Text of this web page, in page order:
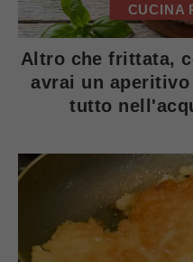
CUCINA
Altro che frittata,
avrai un
tutto